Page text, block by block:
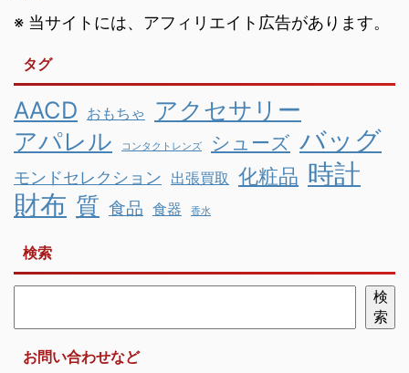
※ 当サイトには、アフィリエイト広告があります。
タグ
AACD おもちゃ
アクセサリー
アパレル
コンタクトレンズ シューズ バッグ
モンドセレクション 出張買取 化粧品 時計
財布 質 食品 食器 香水
検索
検
索
お問い合わせなど